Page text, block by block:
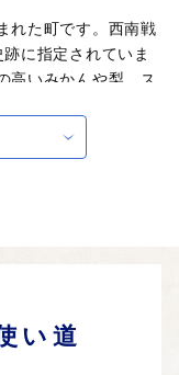
れた町です。西南戦
に指定されていま
高いみかんや梨、ス
ザアイスクリー
賞を受賞しまし
い道